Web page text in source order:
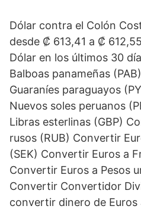
Dólar contra el Colón
desde ₡ 613,41 a ₡
Dólar en los últimos 30
Balboas panameñas
Guaraníes paraguayos
Nuevos soles peruanos
Libras esterlinas (GBP)
rusos (RUB) Convertir
(SEK) Convertir Euros a
Convertir Euros a Pesos
Convertir Convertidor
convertir dinero de